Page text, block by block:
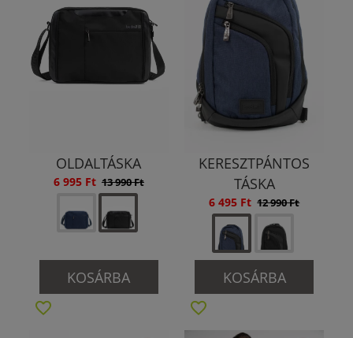
OLDALTÁSKA
6 995 Ft 13 990 Ft
KOSÁRBA
KERESZTPÁNTOS
TÁSKA
6 495 Ft 12 990 Ft
KOSÁRBA